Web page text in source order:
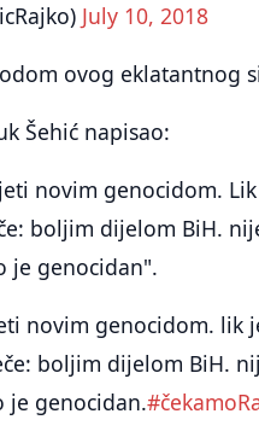
July 10, 2018
ovog eklatantnog
Šehić napisao:
novim genocidom.
boljim dijelom BiH.
je genocidan".
novim genocidom. lik
boljim dijelom BiH.
je genocidan.